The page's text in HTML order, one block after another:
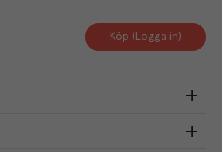
Köp (Logga in)